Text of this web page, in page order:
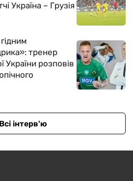
Україна – Грузія
тренер
України розповів
Всі інтерв'ю